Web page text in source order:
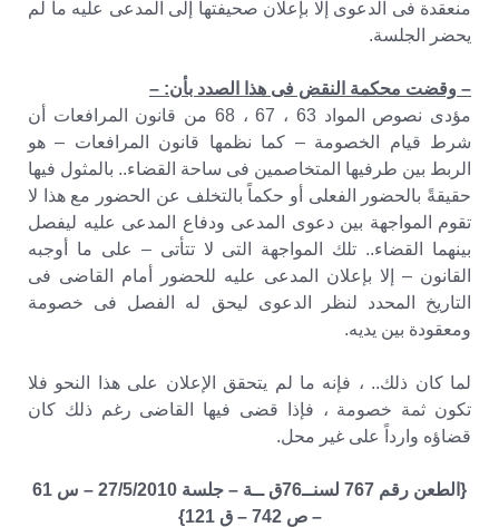
منعقدة فى الدعوى إلا بإعلان صحيفتها إلى المدعى عليه ما لم
يحضر الجلسة.
– وقضت محكمة النقض فى هذا الصدد بأن: –
مؤدى نصوص المواد 63 ، 67 ، 68 من قانون المرافعات أن
شرط قيام الخصومة – كما نظمها قانون المرافعات – هو
الربط بين طرفيها المتخاصمين فى ساحة القضاء.. بالمثول فيها
حقيقةً بالحضور الفعلى أو حكماً بالتخلف عن الحضور مع هذا لا
تقوم المواجهة بين دعوى المدعى ودفاع المدعى عليه ليفصل
بينهما القضاء.. تلك المواجهة التى لا تتأتى – على ما أوجبه
القانون – إلا بإعلان المدعى عليه للحضور أمام القاضى فى
التاريخ المحدد لنظر الدعوى ليحق له الفصل فى خصومة
ومعقودة بين يديه.
لما كان ذلك.. ، فإنه ما لم يتحقق الإعلان على هذا النحو فلا
تكون ثمة خصومة ، فإذا قضى فيها القاضى رغم ذلك كان
قضاؤه وارداً على غير محل.
{الطعن رقم 767 لسنــ76ق ــة – جلسة 27/5/2010 – س 61
– ص 742 – ق 121}